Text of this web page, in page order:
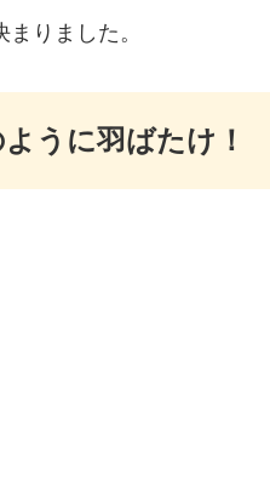
りました。
うに羽ばたけ！